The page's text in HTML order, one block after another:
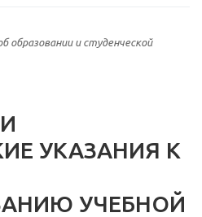
образовании и студенческой
УКАЗАНИЯ К
УЧЕБНОЙ